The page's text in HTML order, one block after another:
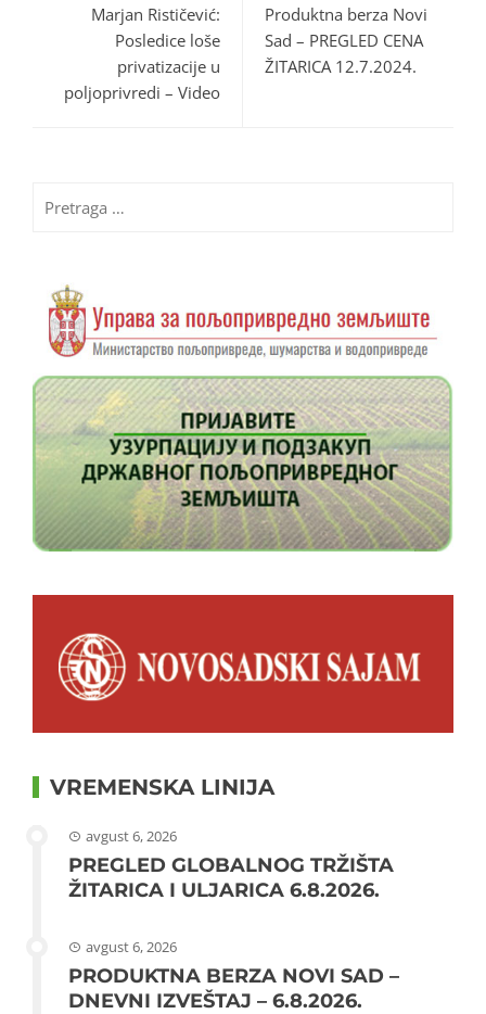
Marjan Rističević:
Posledice loše
privatizacije u
poljoprivredi – Video
Produktna berza Novi
Sad – PREGLED CENA
ŽITARICA 12.7.2024.
za:
VREMENSKA LINIJA
avgust 6, 2026
PREGLED GLOBALNOG TRŽIŠTA
ŽITARICA I ULJARICA 6.8.2026.
avgust 6, 2026
PRODUKTNA BERZA NOVI SAD –
DNEVNI IZVEŠTAJ – 6.8.2026.